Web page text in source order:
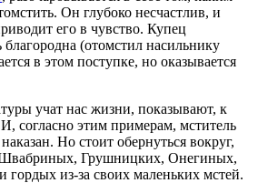
Он глубоко несчастлив, и
его в чувство. Купец
(отомстил насильнику
в этом поступке, но оказывается
учат нас жизни, показывают, к
согласно этим примерам, мститель
Но стоит обернуться вокруг,
Грушницких, Онегиных,
гордых из-за своих маленьких мстей.